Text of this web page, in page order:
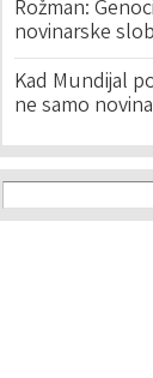
Rožman:
novinarske
Kad Mundijal
ne samo
Search
Search